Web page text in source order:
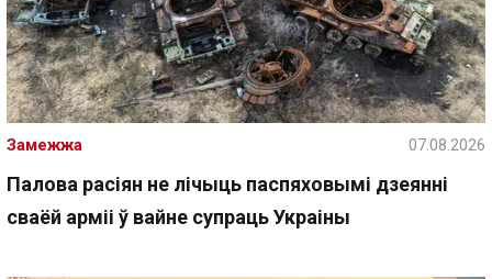
Палова расіян не лічыць паспяховымі дзеянні
сваёй арміі ў вайне супраць Украіны
Замежжа 07.08.2026